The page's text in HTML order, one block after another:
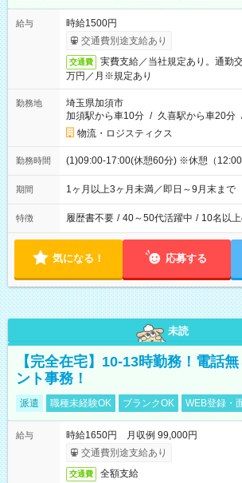
給与
時給1500円
交通費別途支給あり
交通費
実費支給／当社規定あり。通勤
万円／月※規定あり
勤務地
埼玉県加須市
加須駅から車10分 / 久喜駅から車20分
物流・ロジスティクス
勤務時間 (1)09:00-17:00(休憩60分) ※休憩（
期間 1ヶ月以上3ヶ月未満／即日～9月末まで
特徴 履歴書不要 / 40～50代活躍中 / 10名以
気になる！ 応募する
未読
【完全在宅】10-13時勤務！電話
ント事務！
派遣 職種未経験OK ブランクOK WEB登録・
給与
時給1650円 月収例 99,000円
交通費別途支給あり
交通費 全額支給